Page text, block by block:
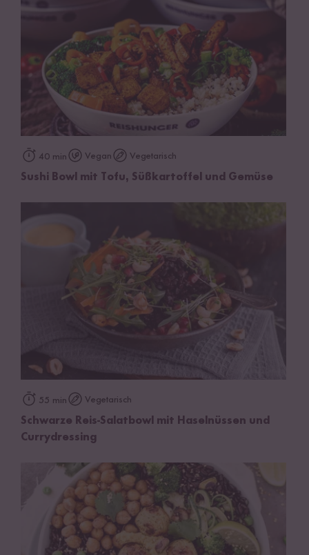
40 min Vegan Vegetarisch
Sushi Bowl mit Tofu, Süßkartoffel und Gemüse
55 min Vegetarisch
Schwarze Reis-Salatbowl mit Haselnüssen und
Currydressing